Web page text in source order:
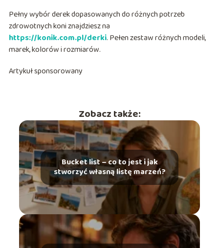
Pełny wybór derek dopasowanych do różnych potrzeb
zdrowotnych koni znajdziesz na
https://konik.com.pl/derki. Pełen zestaw różnych modeli,
marek, kolorów i rozmiarów.
Artykuł sponsorowany
Zobacz także:
Bucket list – co to jest i jak
stworzyć własną listę marzeń?